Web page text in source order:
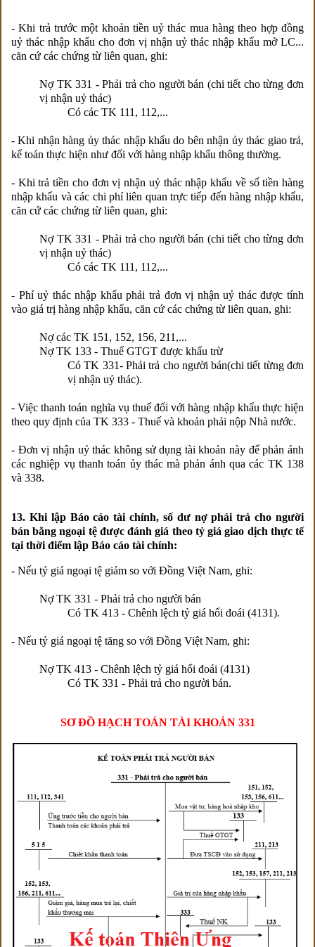
- Khi trả trước một khoản tiền uỷ thác mua hàng theo hợp đồng
uỷ thác nhập khẩu cho đơn vị nhận uỷ thác nhập khẩu mở LC...
căn cứ các chứng từ liên quan, ghi:
Nợ TK 331 - Phải trả cho người bán (chi tiết cho từng đơn
vị nhận uỷ thác)
Có các TK 111, 112,...
- Khi nhận hàng ủy thác nhập khẩu do bên nhận ủy thác giao trả,
kế toán thực hiện như đối với hàng nhập khẩu thông thường.
- Khi trả tiền cho đơn vị nhận uỷ thác nhập khẩu về số tiền hàng
nhập khẩu và các chi phí liên quan trực tiếp đến hàng nhập khẩu,
căn cứ các chứng từ liên quan, ghi:
Nợ TK 331 - Phải trả cho người bán (chi tiết cho từng đơn
vị nhận uỷ thác)
Có các TK 111, 112,...
- Phí uỷ thác nhập khẩu phải trả đơn vị nhận uỷ thác được tính
vào giá trị hàng nhập khẩu, căn cứ các chứng từ liên quan, ghi:
Nợ các TK 151, 152, 156, 211,...
Nợ TK 133 - Thuế GTGT được khấu trừ
Có TK 331- Phải trả cho người bán(chi tiết từng đơn
vị nhận uỷ thác).
- Việc thanh toán nghĩa vụ thuế đối với hàng nhập khẩu thực hiện
theo quy định của TK 333 - Thuế và khoản phải nộp Nhà nước.
- Đơn vị nhận uỷ thác không sử dụng tài khoản này để phản ánh
các nghiệp vụ thanh toán ủy thác mà phản ánh qua các TK 138
và 338.
13. Khi lập Báo cáo tài chính, số dư nợ phải trả cho người
bán bằng ngoại tệ được đánh giá theo tỷ giá giao dịch thực tế
tại thời điểm lập Báo cáo tài chính:
- Nếu tỷ giá ngoại tệ giảm so với Đồng Việt Nam, ghi:
Nợ TK 331 - Phải trả cho người bán
Có TK 413 - Chênh lệch tỷ giá hối đoái (4131).
- Nếu tỷ giá ngoại tệ tăng so với Đồng Việt Nam, ghi:
Nợ TK 413 - Chênh lệch tỷ giá hối đoái (4131)
Có TK 331 - Phải trả cho người bán.
SƠ ĐỒ HẠCH TOÁN TÀI KHOẢN 331